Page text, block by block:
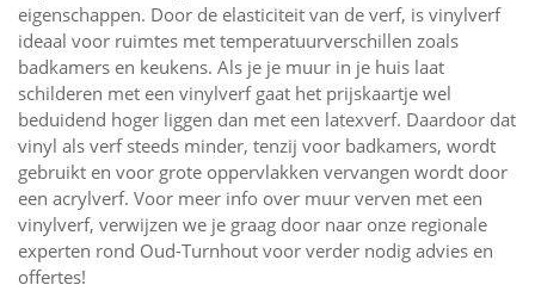
eigenschappen. Door de elasticiteit van de verf, is vinylverf
ideaal voor ruimtes met temperatuurverschillen zoals
badkamers en keukens. Als je je muur in je huis laat
schilderen met een vinylverf gaat het prijskaartje wel
beduidend hoger liggen dan met een latexverf. Daardoor dat
vinyl als verf steeds minder, tenzij voor badkamers, wordt
gebruikt en voor grote oppervlakken vervangen wordt door
een acrylverf. Voor meer info over muur verven met een
vinylverf, verwijzen we je graag door naar onze regionale
experten rond Oud-Turnhout voor verder nodig advies en
offertes!